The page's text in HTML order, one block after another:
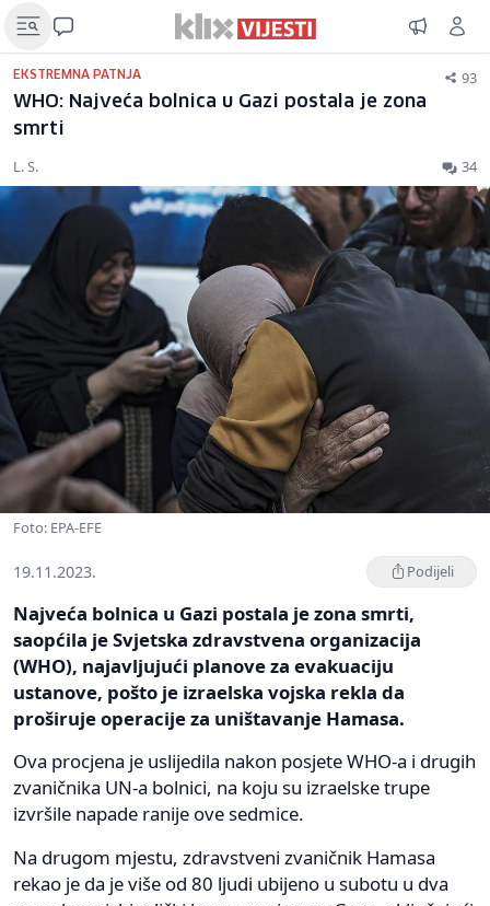
EKSTREMNA PATNJA 93
WHO: Najveća bolnica u Gazi postala je zona
smrti
L. S. 34
Foto: EPA-EFE
19.11.2023. Podijeli
Najveća bolnica u Gazi postala je zona smrti,
saopćila je Svjetska zdravstvena organizacija
(WHO), najavljujući planove za evakuaciju
ustanove, pošto je izraelska vojska rekla da
proširuje operacije za uništavanje Hamasa.
Ova procjena je uslijedila nakon posjete WHO-a i drugih
zvaničnika UN-a bolnici, na koju su izraelske trupe
izvršile napade ranije ove sedmice.
Na drugom mjestu, zdravstveni zvaničnik Hamasa
rekao je da je više od 80 ljudi ubijeno u subotu u dva